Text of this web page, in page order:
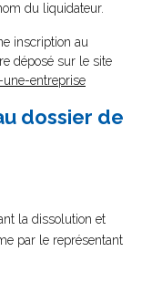
du liquidateur.
inscription au
déposé sur le site
entreprise
dossier de
la dissolution et
par le représentant